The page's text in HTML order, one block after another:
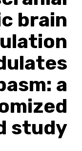
brain
a
study.